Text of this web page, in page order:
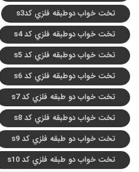
تخت خواب دوطبقه فلزي کدs3
تخت خواب دوطبقه فلزي کد s4
تخت خواب دوطبقه فلزي کد s5
تخت خواب دوطبقه فلزي کد s6
تخت خواب دو طبقه فلزي کد s7
تخت خواب دوطبقه فلزي کد s8
تخت خواب دو طبقه فلزي کد s9
تخت خواب دو طبقه فلزي کد s10